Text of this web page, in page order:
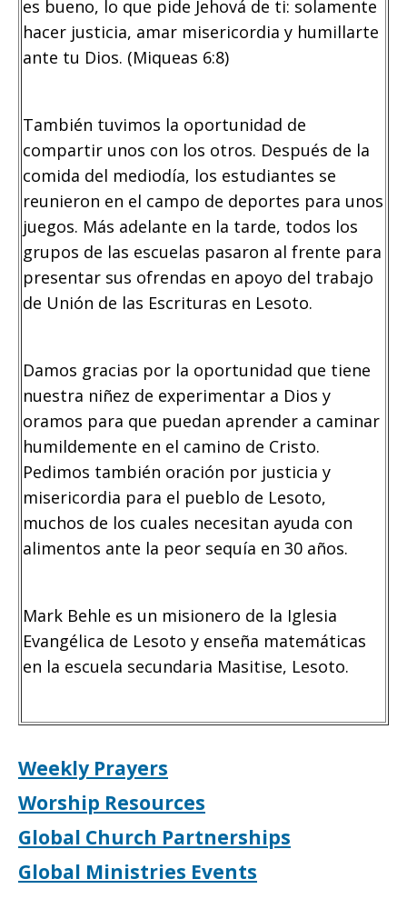
es bueno, lo que pide Jehová de ti: solamente
hacer justicia, amar misericordia y humillarte
ante tu Dios. (Miqueas 6:8)
También tuvimos la oportunidad de
compartir unos con los otros. Después de la
comida del mediodía, los estudiantes se
reunieron en el campo de deportes para unos
juegos. Más adelante en la tarde, todos los
grupos de las escuelas pasaron al frente para
presentar sus ofrendas en apoyo del trabajo
de Unión de las Escrituras en Lesoto.
Damos gracias por la oportunidad que tiene
nuestra niñez de experimentar a Dios y
oramos para que puedan aprender a caminar
humildemente en el camino de Cristo.
Pedimos también oración por justicia y
misericordia para el pueblo de Lesoto,
muchos de los cuales necesitan ayuda con
alimentos ante la peor sequía en 30 años.
Mark Behle es un misionero de la Iglesia
Evangélica de Lesoto y enseña matemáticas
en la escuela secundaria Masitise, Lesoto.
Weekly Prayers
Worship Resources
Global Church Partnerships
Global Ministries Events